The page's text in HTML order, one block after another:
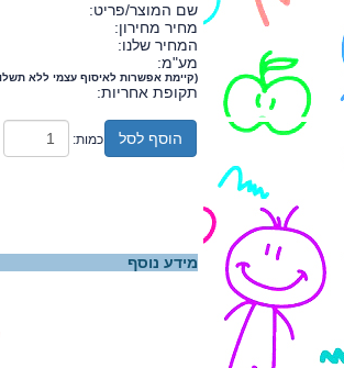
שם המוצר/פריט:
מחיר מחירון:
המחיר שלנו:
מע"מ:
(קיימת אפשרות לאיסוף עצמי ללא
תקופת אחריות:
הוסף לסל כמות:
מידע נוסף